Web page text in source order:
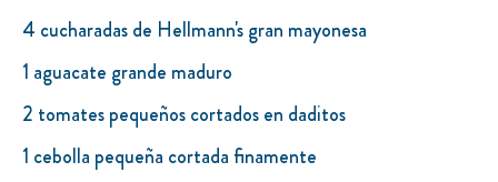
4 cucharadas de Hellmann's gran mayonesa
1 aguacate grande maduro
2 tomates pequeños cortados en daditos
1 cebolla pequeña cortada finamente